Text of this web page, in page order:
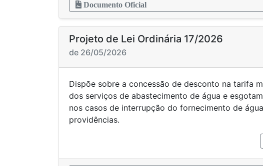
Documento Oficial
Projeto de Lei Ordinária 17/2026
de 26/05/2026
Dispõe sobre a concessão de desconto na tarifa
dos serviços de abastecimento de água e
nos casos de interrupção do fornecimento de
providências.